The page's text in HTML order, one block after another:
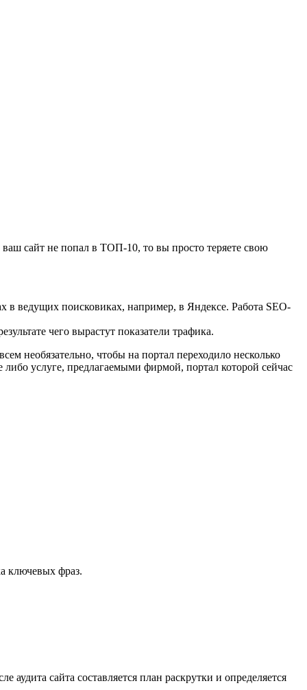
ваш сайт не попал в ТОП-10, то вы просто теряете свою
в ведущих поисковиках, например, в Яндексе. Работа SEO-
чего вырастут показатели трафика.
необязательно, чтобы на портал переходило несколько
либо услуге, предлагаемыми фирмой, портал которой сейчас
ключевых фраз.
сайта составляется план раскрутки и определяется